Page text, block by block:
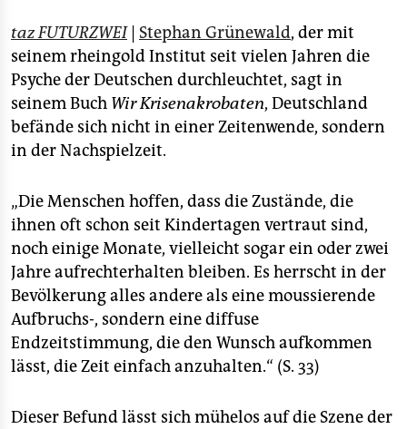
taz FUTURZWEI Stephan Grünewald, der mit
seinem rheingold Institut seit vielen Jahren die
Psyche der Deutschen durchleuchtet, sagt in
seinem Buch Wir Krisenakrobaten, Deutschland
befände sich nicht in einer Zeitenwende, sondern
in der Nachspielzeit.
„Die Menschen hoffen, dass die Zustände, die
ihnen oft schon seit Kindertagen vertraut sind,
noch einige Monate, vielleicht sogar ein oder zwei
Jahre aufrechterhalten bleiben. Es herrscht in der
Bevölkerung alles andere als eine moussierende
Aufbruchs-, sondern eine diffuse
Endzeitstimmung, die den Wunsch aufkommen
lässt, die Zeit einfach anzuhalten.“ (S. 33)
Dieser Befund lässt sich mühelos auf die Szene der